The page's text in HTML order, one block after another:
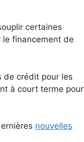
certaines
financement de
de crédit pour les
à court terme pour
nouvelles